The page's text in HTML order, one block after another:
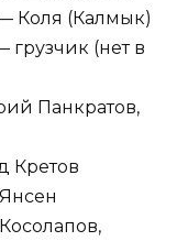
Коля (Калмык)
(нет в
Панкратов,
Кретов